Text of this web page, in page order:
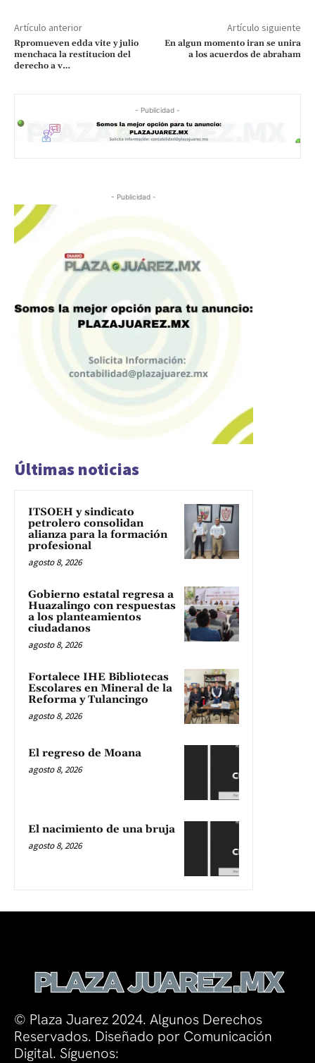
Artículo anterior
Rpromueven edda vite y julio
menchaca la restitucion del
derecho a v…
Artículo siguiente
En algun momento iran se unira
a los acuerdos de abraham
- Publicidad -
- Publicidad -
Últimas noticias
ITSOEH y sindicato
petrolero consolidan
alianza para la formación
profesional
agosto 8, 2026
Gobierno estatal regresa a
Huazalingo con respuestas
a los planteamientos
ciudadanos
agosto 8, 2026
Fortalece IHE Bibliotecas
Escolares en Mineral de la
Reforma y Tulancingo
agosto 8, 2026
El regreso de Moana
agosto 8, 2026
El nacimiento de una bruja
agosto 8, 2026
© Plaza Juarez 2024. Algunos Derechos
Reservados. Diseñado por Comunicación
Digital. Síguenos: